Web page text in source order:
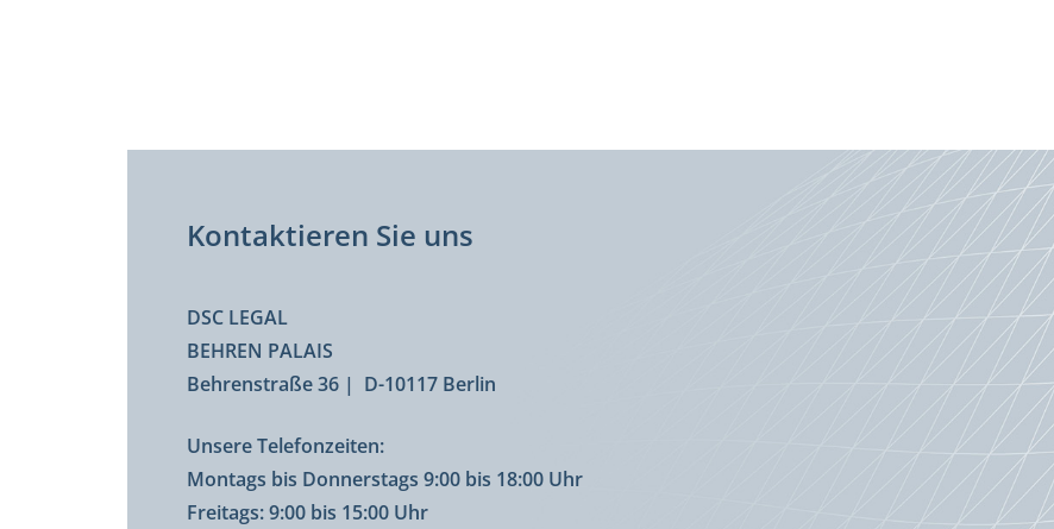
Kontaktieren Sie uns
DSC LEGAL
BEHREN PALAIS
Behrenstraße 36 | D-10117 Berlin
Unsere Telefonzeiten:
Montags bis Donnerstags 9:00 bis 18:00 Uhr
Freitags: 9:00 bis 15:00 Uhr